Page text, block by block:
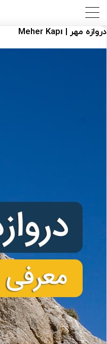
دروازه مهر | Meher Kapı